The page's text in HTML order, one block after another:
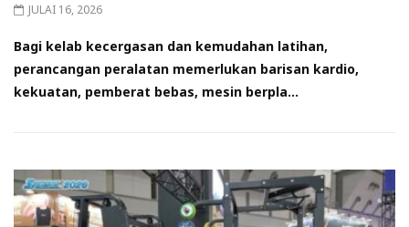
JULAI 16, 2026
Bagi kelab kecergasan dan kemudahan latihan,
perancangan peralatan memerlukan barisan kardio,
kekuatan, pemberat bebas, mesin berpla...